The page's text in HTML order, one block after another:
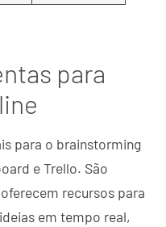
para
para o brainstorming
e Trello. São
recursos para
em tempo real,